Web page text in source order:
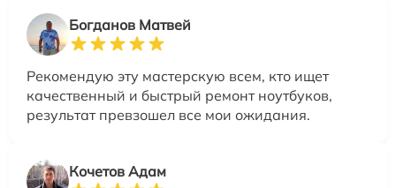
Богданов Матвей
Рекомендую эту мастерскую всем, кто ищет
качественный и быстрый ремонт ноутбуков,
результат превзошел все мои ожидания.
Кочетов Адам